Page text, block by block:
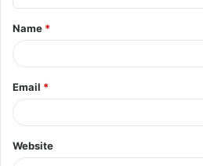
t
*
Name *
Email *
Website